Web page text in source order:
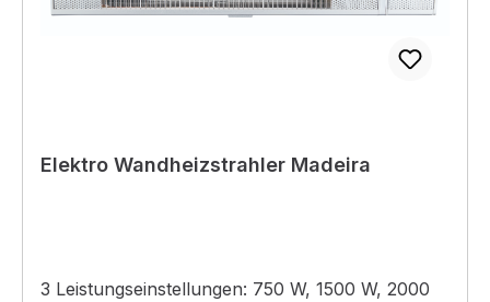
Elektro Wandheizstrahler Madeira
3 Leistungseinstellungen: 750 W, 1500 W, 2000